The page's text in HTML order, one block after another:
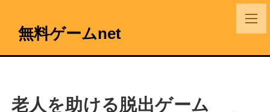
無料ゲームnet
老人を助ける脱出ゲーム